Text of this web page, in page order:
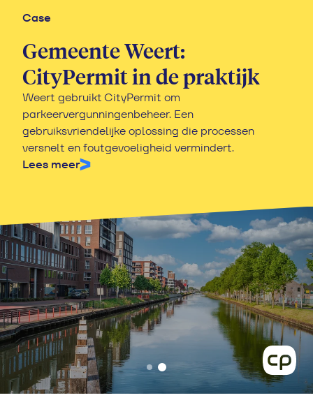
Case
Gemeente Zaanstad:
CityPermit vergunningen
Gemeente Zaanstad digitaliseert parkeren met
hulp van Sigmax, waardoor bewoners en bedrijven
parkeerzaken eenvoudig online of telefonisch
kunnen regelen.
Lees meer
Case
Gemeente Weert:
CityPermit in de praktijk
Weert gebruikt CityPermit om
parkeervergunningenbeheer. Een
gebruiksvriendelijke oplossing die processen
versnelt en foutgevoeligheid vermindert.
Lees meer